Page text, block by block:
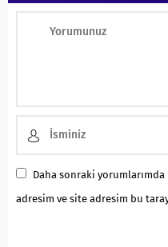
Daha sonraki
adresim ve site adresim bu